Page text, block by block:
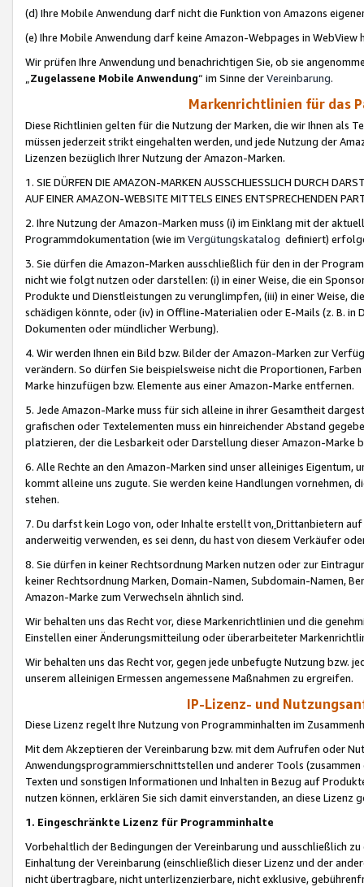
(d) Ihre Mobile Anwendung darf nicht die Funktion von Amazons
(e) Ihre Mobile Anwendung darf keine Amazon-Webpages in WebView
Wir prüfen Ihre Anwendung und benachrichtigen Sie, ob sie
„Zugelassene Mobile Anwendung“ im Sinne derVereinbarung.
Markenrichtlinien für das
Diese Richtlinien gelten für die Nutzung der Marken, die wir Ihnen als
müssen jederzeit strikt eingehalten werden, und jede Nutzung der
Lizenzen bezüglich Ihrer Nutzung der Amazon-Marken.
1. SIE DÜRFEN DIE AMAZON-MARKEN AUSSCHLIESSLICH DURCH
AUF EINER AMAZON-WEBSITE MITTELS EINES ENTSPRECHENDEN
2. Ihre Nutzung der Amazon-Marken muss (i) im Einklang mit der
Programmdokumentation (wie im Vergütungskatalog definiert)
3. Sie dürfen die Amazon-Marken ausschließlich für den in der
nicht wie folgt nutzen oder darstellen: (i) in einer Weise, die ein
Produkte und Dienstleistungen zu verunglimpfen, (iii) in einer Weise,
schädigen könnte, oder (iv) in Offline-Materialien oder E-Mails (z. B. in
Dokumenten oder mündlicher Werbung).
4. Wir werden Ihnen ein Bild bzw. Bilder der Amazon-Marken zur
verändern. So dürfen Sie beispielsweise nicht die Proportionen,
Marke hinzufügen bzw. Elemente aus einer Amazon-Marke entfernen.
5. Jede Amazon-Marke muss für sich alleine in ihrer Gesamtheit
grafischen oder Textelementen muss ein hinreichender Abstand
platzieren, der die Lesbarkeit oder Darstellung dieser Amazon-Marke
6. Alle Rechte an den Amazon-Marken sind unser alleiniges
kommt alleine uns zugute. Sie werden keine Handlungen vornehmen,
stehen.
7. Du darfst kein Logo von, oder Inhalte erstellt von,Drittanbietern auf
anderweitig verwenden, es sei denn, du hast von diesem Verkäufer
8. Sie dürfen in keiner Rechtsordnung Marken nutzen oder zur
keiner Rechtsordnung Marken, Domain-Namen, Subdomain-Namen,
Amazon-Marke zum Verwechseln ähnlich sind.
Wir behalten uns das Recht vor, diese Markenrichtlinien und die
Einstellen einer Änderungsmitteilung oder überarbeiteter
Wir behalten uns das Recht vor, gegen jede unbefugte Nutzung bzw.
unserem alleinigen Ermessen angemessene Maßnahmen zu ergreifen.
IP-Lizenz- und
Diese Lizenz regelt Ihre Nutzung von Programminhalten im
Mit dem Akzeptieren der Vereinbarung bzw. mit dem Aufrufen oder
Anwendungsprogrammierschnittstellen und anderer Tools (zusammen
Texten und sonstigen Informationen und Inhalten in Bezug auf
nutzen können, erklären Sie sich damit einverstanden, an diese Lizenz
1. Eingeschränkte Lizenz für Programminhalte
Vorbehaltlich der Bedingungen der Vereinbarung und ausschließlich
Einhaltung der Vereinbarung (einschließlich dieser Lizenz und der
nicht übertragbare, nicht unterlizenzierbare, nicht exklusive,